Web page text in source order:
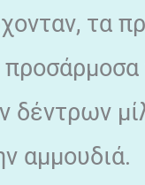
τα
δέντρων
αμμουδιά.